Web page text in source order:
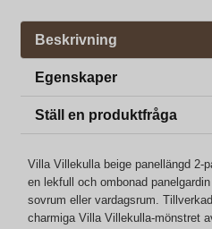
Beskrivning
Egenskaper
Ställ en produktfråga
Villa Villekulla beige panellängd 2-
en lekfull och ombonad
sovrum eller vardagsrum.
charmiga Villa Villekulla-mönstret